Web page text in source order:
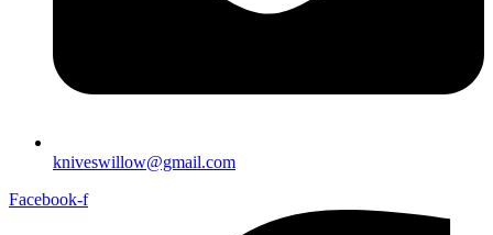
kniveswillow@gmail.com
Facebook-f